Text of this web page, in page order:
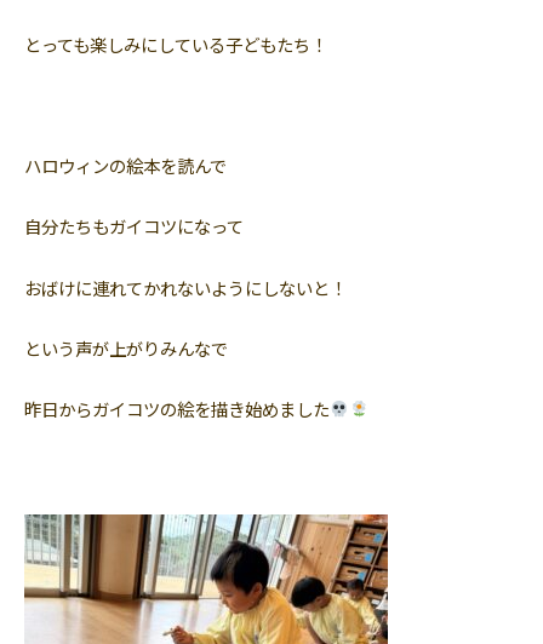
とっても楽しみにしている子どもたち！
ハロウィンの絵本を読んで
自分たちもガイコツになって
おばけに連れてかれないようにしないと！
という声が上がりみんなで
昨日からガイコツの絵を描き始めました